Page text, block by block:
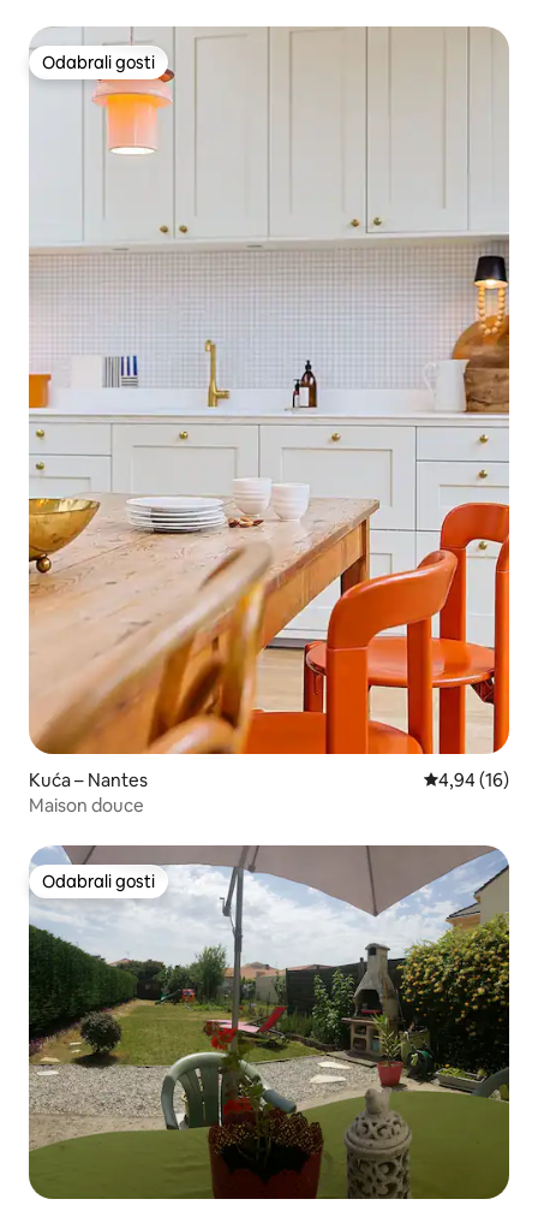
Odabrali gosti
Odabrali gosti
Kuća – Nantes Prosječna
4,94 (16)
Maison douce
Odabrali gosti
Odabrali gosti